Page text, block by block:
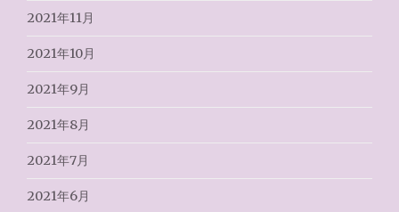
2021年11月
2021年10月
2021年9月
2021年8月
2021年7月
2021年6月